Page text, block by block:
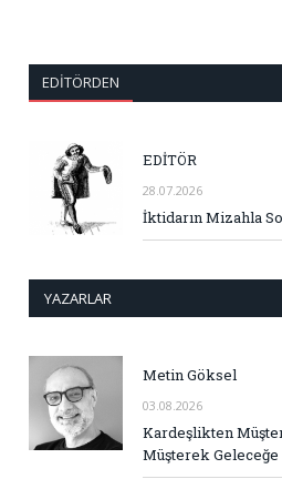
EDITÖRDEN
EDİTÖR
28.07.2026
İktidarın Mizahla
YAZARLAR
Metin Göksel
03.08.2026
Kardeşlikten
Müşterek Geleceğe